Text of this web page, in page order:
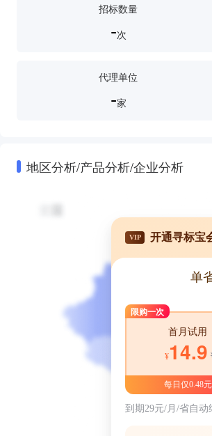
招标数量
-次
代理单位
-家
地区分析/产品分析/企业分析
VIP 开通寻标宝
单
限购一次
首月试用
¥14.9
每日仅0.48元
到期29元/月/省自动